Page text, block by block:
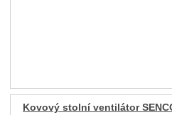
Kovový stolní ventilátor